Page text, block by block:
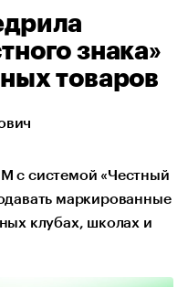
знака»
товаров
с системой «Честный
маркированные
клубах, школах и